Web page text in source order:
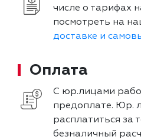
числе о тарифах
посмотреть на
доставке и
Оплата
С юр.лицами
предоплате. Юр.
расплатиться за
безналичный